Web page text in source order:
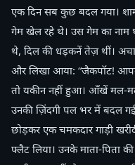
एक दिन सब कुछ बदल गया।
गेम खेल रहे थे। उस गेम का नाम
थे, दिल की धड़कनें तेज़ थीं।
और लिखा आया: “जैकपॉट!
तो यकीन नहीं हुआ। आँखें मल-
उनकी ज़िंदगी पल भर में बदल
छोड़कर एक चमकदार गाड़ी
फ्लैट लिया। उनके माता-पिता